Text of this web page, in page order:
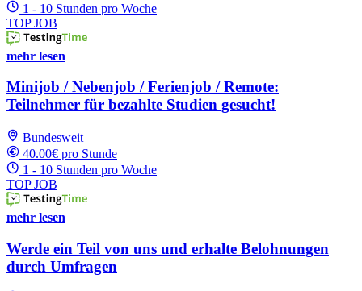
1 - 10 Stunden pro Woche
TOP JOB
mehr lesen
Minijob / Nebenjob / Ferienjob / Remote:
Teilnehmer für bezahlte Studien gesucht!
Bundesweit
40.00€ pro Stunde
1 - 10 Stunden pro Woche
TOP JOB
mehr lesen
Werde ein Teil von uns und erhalte Belohnungen
durch Umfragen